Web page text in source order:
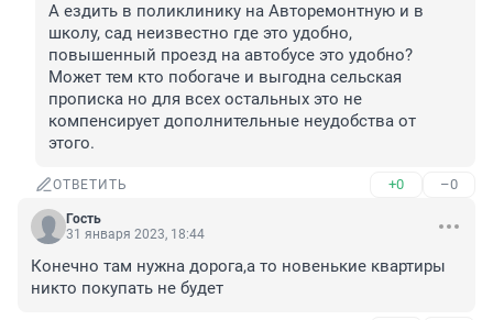
А ездить в поликлинику на Авторемонтную и в
школу, сад неизвестно где это удобно,
повышенный проезд на автобусе это удобно?
Может тем кто побогаче и выгодна сельская
прописка но для всех остальных это не
компенсирует дополнительные неудобства от
этого.
ОТВЕТИТЬ +0 –0
Гость
31 января 2023, 18:44
Конечно там нужна дорога,а то новенькие квартиры
никто покупать не будет